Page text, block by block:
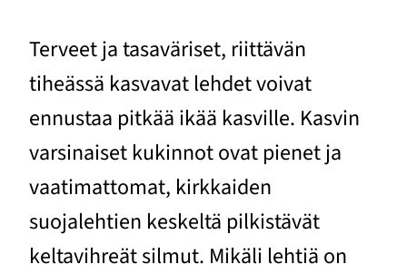
Terveet ja tasaväriset, riittävän
tiheässä kasvavat lehdet voivat
ennustaa pitkää ikää kasville. Kasvin
varsinaiset kukinnot ovat pienet ja
vaatimattomat, kirkkaiden
suojalehtien keskeltä pilkistävät
keltavihreät silmut. Mikäli lehtiä on